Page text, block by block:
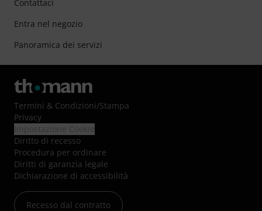
Contattaci
Entra nel negozio
Panoramica dei servizi
Termini & Condizioni/Stampa
Privacy
Diritto di recesso
Procedura per ordinare
Diritti di garanzia legale
Dichiarazione di accessibilità
Recesso dal contratto